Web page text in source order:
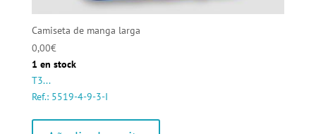
Camiseta de manga larga
0,00€
1 en stock
T3...
Ref.: 5519-4-9-3-I